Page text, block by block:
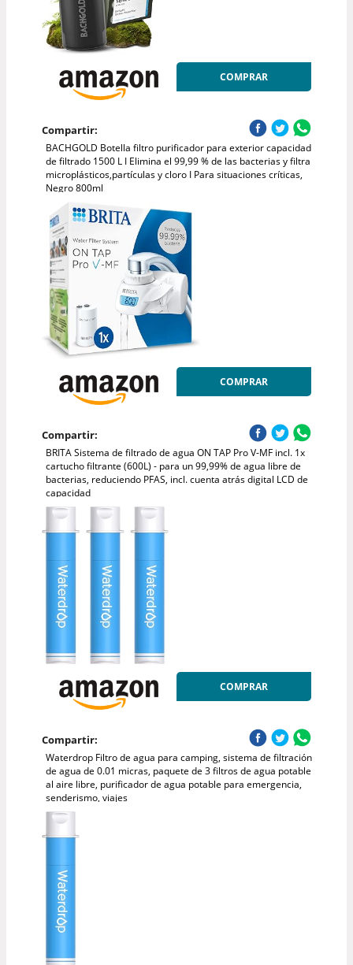
COMPRAR
Compartir:
BACHGOLD Botella filtro purificador para exterior capacidad
de filtrado 1500 L I Elimina el 99,99 % de las bacterias y filtra
microplásticos,partículas y cloro I Para situaciones críticas,
Negro 800ml
COMPRAR
Compartir:
BRITA Sistema de filtrado de agua ON TAP Pro V-MF incl. 1x
cartucho filtrante (600L) - para un 99,99% de agua libre de
bacterias, reduciendo PFAS, incl. cuenta atrás digital LCD de
capacidad
COMPRAR
Compartir:
Waterdrop Filtro de agua para camping, sistema de filtración
de agua de 0.01 micras, paquete de 3 filtros de agua potable
al aire libre, purificador de agua potable para emergencia,
senderismo, viajes